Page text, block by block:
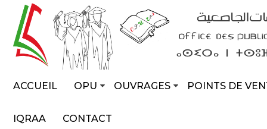
ACCUEIL OPU OUVRAGES POINTS DE
IQRAA CONTACT